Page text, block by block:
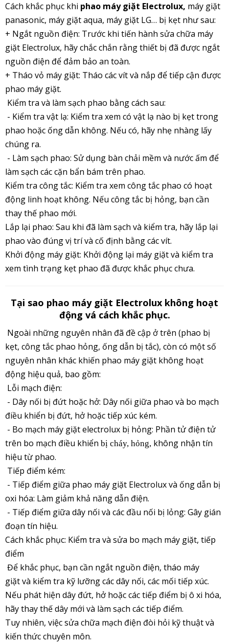
Cách khắc phục khi phao máy giặt Electrolux, máy giặt
panasonic, máy giặt aqua, máy giặt LG… bị kẹt như sau:
+ Ngắt nguồn điện: Trước khi tiến hành sửa chữa máy
giặt Electrolux, hãy chắc chắn rằng thiết bị đã được ngắt
nguồn điện để đảm bảo an toàn.
+ Tháo vỏ máy giặt: Tháo các vít và nắp để tiếp cận được
phao máy giặt.
Kiểm tra và làm sạch phao bằng cách sau:
- Kiểm tra vật lạ: Kiểm tra xem có vật lạ nào bị kẹt trong
phao hoặc ống dẫn không. Nếu có, hãy nhẹ nhàng lấy
chúng ra.
- Làm sạch phao: Sử dụng bàn chải mềm và nước ấm để
làm sạch các cặn bẩn bám trên phao.
Kiểm tra công tắc: Kiểm tra xem công tắc phao có hoạt
động linh hoạt không. Nếu công tắc bị hỏng, bạn cần
thay thế phao mới.
Lắp lại phao: Sau khi đã làm sạch và kiểm tra, hãy lắp lại
phao vào đúng vị trí và cố định bằng các vít.
Khởi động máy giặt: Khởi động lại máy giặt và kiểm tra
xem tình trạng kẹt phao đã được khắc phục chưa.
Tại sao phao máy giặt Electrolux không hoạt
động vá cách khắc phục.
Ngoài những nguyên nhân đã đề cập ở trên (phao bị
kẹt, công tắc phao hỏng, ống dẫn bị tắc), còn có một số
nguyên nhân khác khiến phao máy giặt không hoạt
động hiệu quả, bao gồm:
Lỗi mạch điện:
- Dây nối bị đứt hoặc hở: Dây nối giữa phao và bo mạch
điều khiển bị đứt, hở hoặc tiếp xúc kém.
- Bo mạch máy giặt electrolux bị hỏng: Phần tử điện tử
trên bo mạch điều khiển bị cháy, hỏng, không nhận tín
hiệu từ phao.
Tiếp điểm kém:
- Tiếp điểm giữa phao máy giặt Electrolux và ống dẫn bị
oxi hóa: Làm giảm khả năng dẫn điện.
- Tiếp điểm giữa dây nối và các đầu nối bị lỏng: Gây gián
đoạn tín hiệu.
Cách khắc phục: Kiểm tra và sửa bo mạch máy giặt, tiếp
điểm
Để khắc phục, bạn cần ngắt nguồn điện, tháo máy
giặt và kiểm tra kỹ lưỡng các dây nối, các mối tiếp xúc.
Nếu phát hiện dây đứt, hở hoặc các tiếp điểm bị ô xi hóa,
hãy thay thế dây mới và làm sạch các tiếp điểm.
Tuy nhiên, việc sửa chữa mạch điện đòi hỏi kỹ thuật và
kiến thức chuyên môn.